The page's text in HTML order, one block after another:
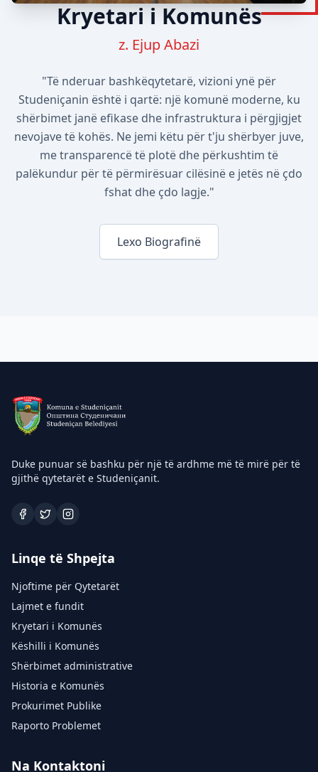
Kryetari i Komunës
z. Ejup Abazi
"Të nderuar bashkëqytetarë, vizioni ynë për
Studeniçanin është i qartë: një komunë moderne, ku
shërbimet janë efikase dhe infrastruktura i përgjigjet
nevojave të kohës. Ne jemi këtu për t'ju shërbyer juve,
me transparencë të plotë dhe përkushtim të
palëkundur për të përmirësuar cilësinë e jetës në çdo
fshat dhe çdo lagje."
Lexo Biografinë
Duke punuar së bashku për një të ardhme më të mirë për të
gjithë qytetarët e Studeniçanit.
Linqe të Shpejta
Njoftime për Qytetarët
Lajmet e fundit
Kryetari i Komunës
Këshilli i Komunës
Shërbimet administrative
Historia e Komunës
Prokurimet Publike
Raporto Problemet
Na Kontaktoni